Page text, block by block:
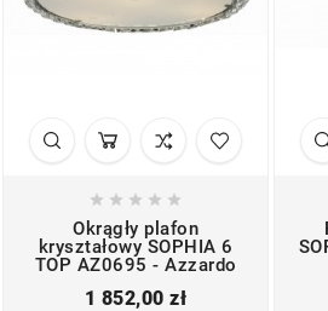
    
Okrągły plafon
kryształowy SOPHIA 6
TOP AZ0695 - Azzardo
1 852,00 złCena